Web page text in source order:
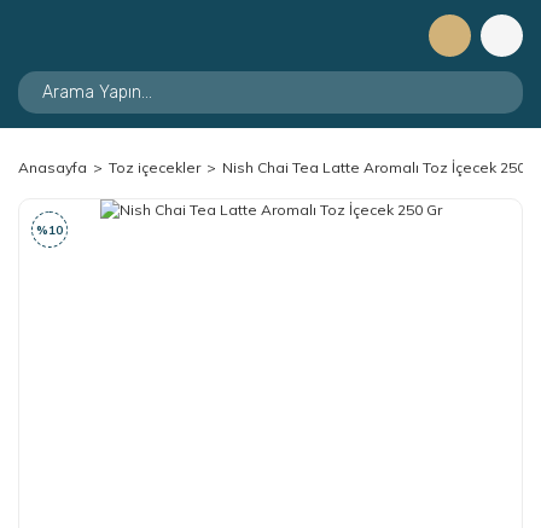
Anasayfa Toz içecekler Nish Chai Tea Latte Aromalı Toz İçecek 250
%10